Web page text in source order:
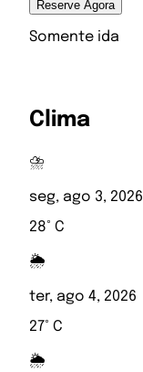
Reserve Agora
Somente ida
Clima
⛈️
seg, ago 3, 2026
28° C
🌦️
ter, ago 4, 2026
27° C
🌦️